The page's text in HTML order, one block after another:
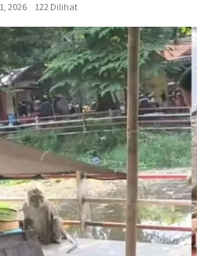
2026
122 Dilihat